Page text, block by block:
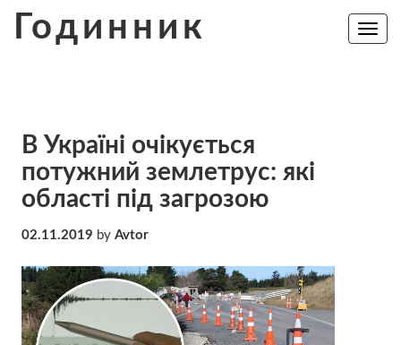
Годинник
Toggle
В Україні очікується
потужний землетрус: які
області під загрозою
02.11.2019 by Avtor